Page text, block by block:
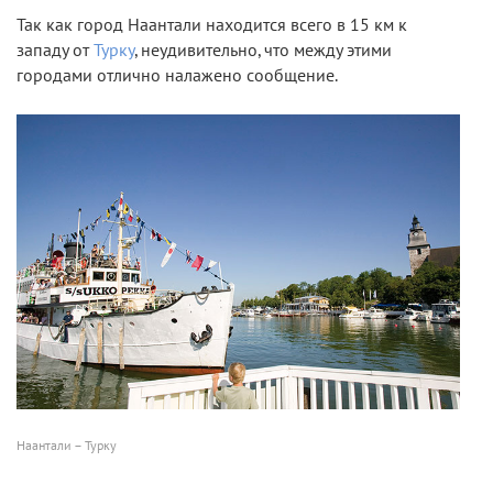
Так как город Наантали находится всего в 15 км к
западу отТурку, неудивительно, что между этими
городами отлично налажено сообщение.
Наантали – Турку